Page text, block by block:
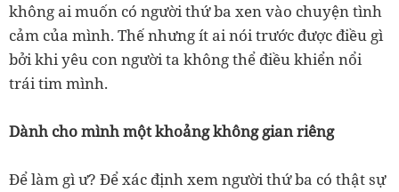
không ai muốn có người thứ ba xen vào chuyện tình
cảm của mình. Thế nhưng ít ai nói trước được điều gì
bởi khi yêu con người ta không thể điều khiển nổi
trái tim mình.
Dành cho mình một khoảng không gian riêng
Để làm gì ư? Để xác định xem người thứ ba có thật sự